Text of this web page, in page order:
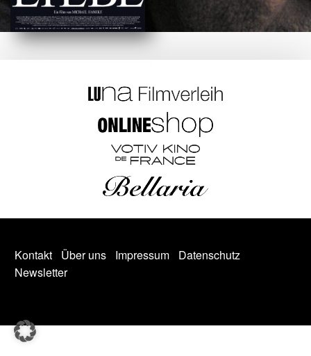
Kontakt Über uns Impressum
Datenschutz
Newsletter